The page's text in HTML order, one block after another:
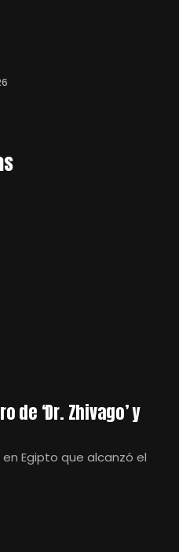
de ‘Dr. Zhivago’ y
Egipto que alcanzó el